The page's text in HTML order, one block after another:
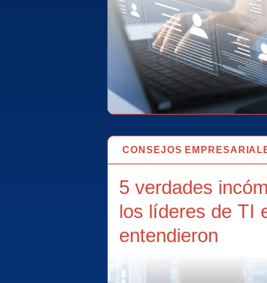
CONSEJOS
5 verdades
los líderes de TI
entendieron
18 ABR 2025